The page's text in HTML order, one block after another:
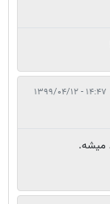
۱۴:۴۷ - ۱۳۹۹/۰۴/۱۲
خدابیامرزدش؛ ولی, چرا مثبتا چند تا چند تا زیاد می‎شه.